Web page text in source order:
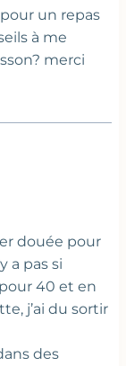
un repas
à me
merci
douée pour
a pas si
40 et en
j’ai du sortir
des